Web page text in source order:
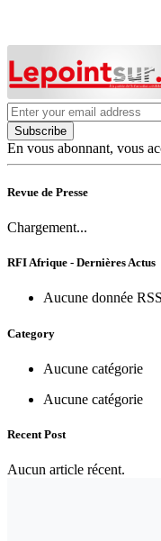
Subscribe
En vous abonnant, vous
Revue de Presse
Chargement...
RFI Afrique - Dernières Actus
Aucune donnée RSS
Category
Aucune catégorie
Aucune catégorie
Recent Post
Aucun article récent.